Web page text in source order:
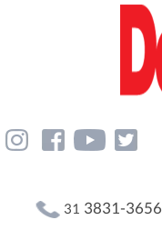
31 3831-3656